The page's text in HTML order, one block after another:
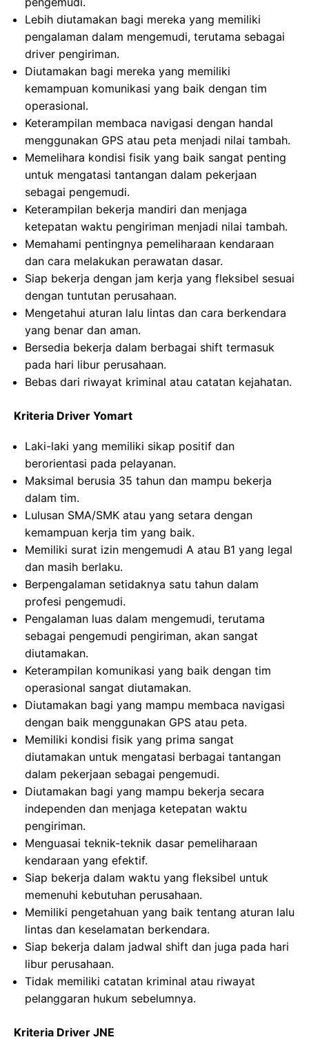
Lebih diutamakan bagi mereka yang memiliki
pengalaman dalam mengemudi, terutama sebagai
driver pengiriman.
Diutamakan bagi mereka yang memiliki
kemampuan komunikasi yang baik dengan tim
operasional.
Keterampilan membaca navigasi dengan handal
menggunakan GPS atau peta menjadi nilai tambah.
Memelihara kondisi fisik yang baik sangat penting
untuk mengatasi tantangan dalam pekerjaan
sebagai pengemudi.
Keterampilan bekerja mandiri dan menjaga
ketepatan waktu pengiriman menjadi nilai tambah.
Memahami pentingnya pemeliharaan kendaraan
dan cara melakukan perawatan dasar.
Siap bekerja dengan jam kerja yang fleksibel sesuai
dengan tuntutan perusahaan.
Mengetahui aturan lalu lintas dan cara berkendara
yang benar dan aman.
Bersedia bekerja dalam berbagai shift termasuk
pada hari libur perusahaan.
Bebas dari riwayat kriminal atau catatan kejahatan.
Kriteria Driver Yomart
Laki-laki yang memiliki sikap positif dan
berorientasi pada pelayanan.
Maksimal berusia 35 tahun dan mampu bekerja
dalam tim.
Lulusan SMA/SMK atau yang setara dengan
kemampuan kerja tim yang baik.
Memiliki surat izin mengemudi A atau B1 yang legal
dan masih berlaku.
Berpengalaman setidaknya satu tahun dalam
profesi pengemudi.
Pengalaman luas dalam mengemudi, terutama
sebagai pengemudi pengiriman, akan sangat
diutamakan.
Keterampilan komunikasi yang baik dengan tim
operasional sangat diutamakan.
Diutamakan bagi yang mampu membaca navigasi
dengan baik menggunakan GPS atau peta.
Memiliki kondisi fisik yang prima sangat
diutamakan untuk mengatasi berbagai tantangan
dalam pekerjaan sebagai pengemudi.
Diutamakan bagi yang mampu bekerja secara
independen dan menjaga ketepatan waktu
pengiriman.
Menguasai teknik-teknik dasar pemeliharaan
kendaraan yang efektif.
Siap bekerja dalam waktu yang fleksibel untuk
memenuhi kebutuhan perusahaan.
Memiliki pengetahuan yang baik tentang aturan lalu
lintas dan keselamatan berkendara.
Siap bekerja dalam jadwal shift dan juga pada hari
libur perusahaan.
Tidak memiliki catatan kriminal atau riwayat
pelanggaran hukum sebelumnya.
Kriteria Driver JNE